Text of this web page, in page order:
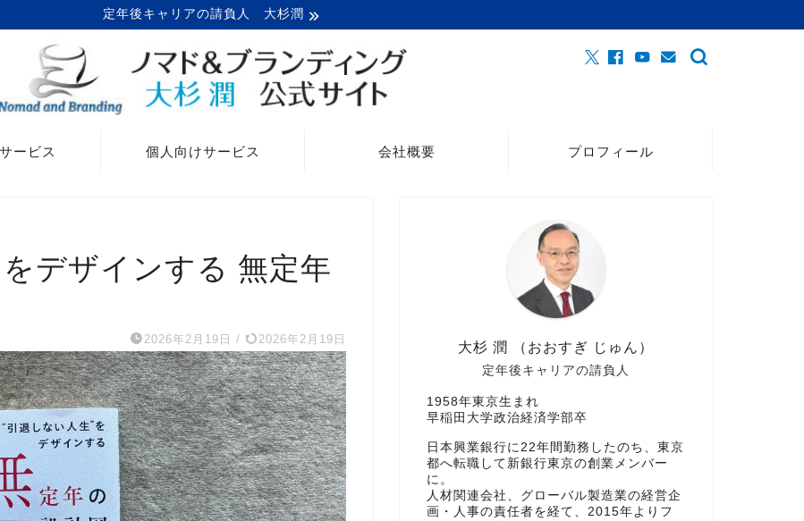
定年後キャリアの請負人 大杉潤
ービス 個人向けサービス 会社概要 プロフィール
をデザインする 無定年
2026年2月19日 / 2026年2月19日
定年後キャリアの請負人
大杉 潤 （おおすぎ じゅん）
1958年東京生まれ
早稲田大学政治経済学部卒
日本興業銀行に22年間勤務したのち、東京
都へ転職して新銀行東京の創業メンバー
に。
人材関連会社、グローバル製造業の経営企
画・人事の責任者を経て、2015年よりフ